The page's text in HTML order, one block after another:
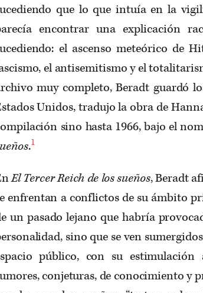
que lo que intuía en la
encontrar una explicación
el ascenso meteórico de
el antisemitismo y el
muy completo, Beradt guardó
Unidos, tradujo la obra de
sino hasta 1966, bajo el
.1
El Tercer Reich de los sueños, Beradt
enfrentan a conflictos de su ámbito
un pasado lejano que habría
sino que se ven
público, con su estimulación
conjeturas, de conocimiento y